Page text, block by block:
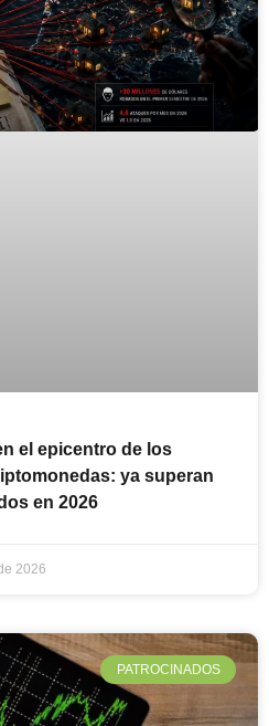
el epicentro de los
ya superan
en 2026
2026
PATROCINADOS